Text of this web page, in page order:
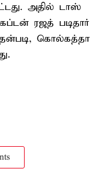
அதில் டாஸ்
ரஜத் படிதார்
கொல்கத்தா